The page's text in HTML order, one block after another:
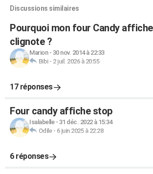
Discussions similaires
Pourquoi mon four Candy
clignote ?
Marion- 30 nov. 2014 à 22:33
Bibi- 2 juil. 2026 à 20:55
17 réponses
Four candy affiche stop
Isalabelle- 31 déc. 2022 à 15:34
Odile- 6 juin 2025 à 22:28
6 réponses